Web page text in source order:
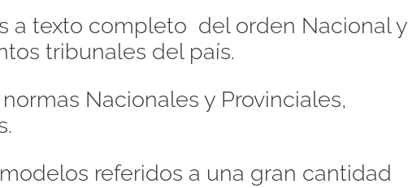
a texto completo del orden Nacional y
tribunales del país.
Nacionales y Provinciales,
referidos a una gran cantidad